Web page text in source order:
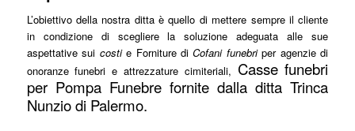
L’obiettivo della nostra ditta è quello di mettere sempre il cliente
in condizione di scegliere la soluzione adeguata alle sue
aspettative sui costie Forniture diCofani funebriper agenzie di
onoranze funebri e attrezzature cimiteriali, Casse funebri
per Pompa Funebre fornite dalla ditta Trinca
Nunzio di Palermo.